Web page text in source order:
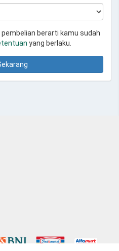
berarti kamu sudah
yang berlaku.